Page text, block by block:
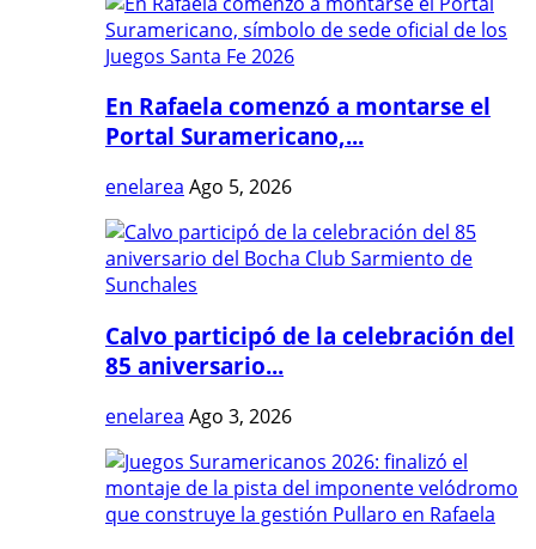
En Rafaela comenzó a montarse el
Portal Suramericano,...
enelarea Ago 5, 2026
Calvo participó de la celebración del
85 aniversario...
enelarea Ago 3, 2026